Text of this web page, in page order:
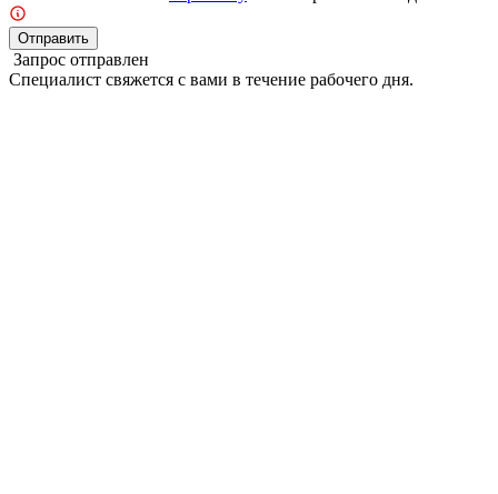
Отправить
Запрос отправлен
Специалист свяжется с вами в течение рабочего дня.